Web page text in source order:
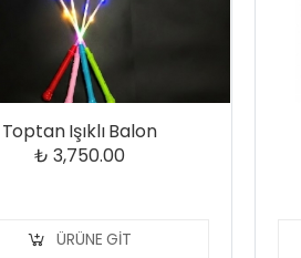
Toptan Işıklı Balon
₺ 3,750.00
ÜRÜNE GIT